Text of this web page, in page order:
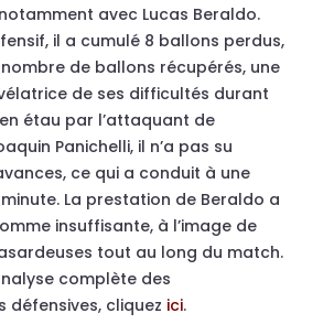
avec Lucas Beraldo.
il a cumulé 8 ballons perdus,
de ballons récupérés, une
de ses difficultés durant
étau par l’attaquant de
Panichelli, il n’a pas su
ce qui a conduit à une
minute. La prestation de Beraldo a
insuffisante, à l’image de
tout au long du match.
complète des
défensives, cliquez ici.